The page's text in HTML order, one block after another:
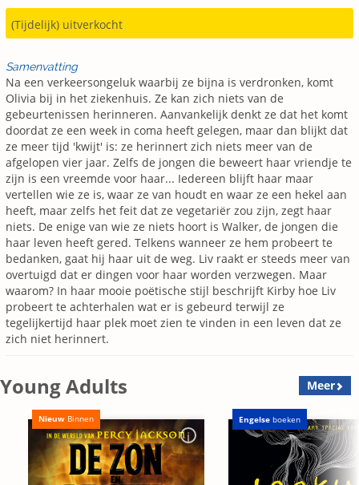
(Tijdelijk) uitverkocht
Samenvatting
Na een verkeersongeluk waarbij ze bijna is verdronken, komt
Olivia bij in het ziekenhuis. Ze kan zich niets van de
gebeurtenissen herinneren. Aanvankelijk denkt ze dat het komt
doordat ze een week in coma heeft gelegen, maar dan blijkt dat
ze meer tijd 'kwijt' is: ze herinnert zich niets meer van de
afgelopen vier jaar. Zelfs de jongen die beweert haar vriendje te
zijn is een vreemde voor haar... Iedereen blijft haar maar
vertellen wie ze is, waar ze van houdt en waar ze een hekel aan
heeft, maar zelfs het feit dat ze vegetariër zou zijn, zegt haar
niets. De enige van wie ze niets hoort is Walker, de jongen die
haar leven heeft gered. Telkens wanneer ze hem probeert te
bedanken, gaat hij haar uit de weg. Liv raakt er steeds meer van
overtuigd dat er dingen voor haar worden verzwegen. Maar
waarom? In haar mooie poëtische stijl beschrijft Kirby hoe Liv
probeert te achterhalen wat er is gebeurd terwijl ze
tegelijkertijd haar plek moet zien te vinden in een leven dat ze
zich niet herinnert.
Young Adults Meer
Nieuw Binnen Engelse boeken